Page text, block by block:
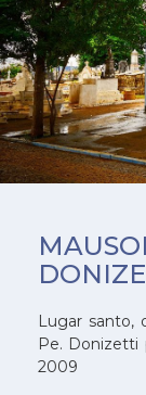
Lugar santo,
Pe. Donizetti
2009